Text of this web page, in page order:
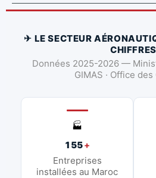
✈ LE SECTEUR
CHIFFRES
Données 2025-2026 —
GIMAS · Office
🏭
155+
Entreprises
installées au Maroc